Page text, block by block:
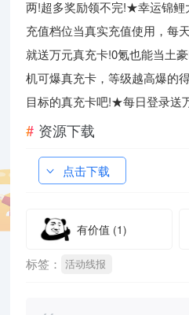
两!超多奖励领不完!★幸运锦鲤
充值档位当真实充值使用，每
就送万元真充卡!0氪也能当土
机可爆真充卡，等级越高爆的
目标的真充卡吧!★每日登录送
资源下载
点击下载
有价值 (1)
标签： 活动线报